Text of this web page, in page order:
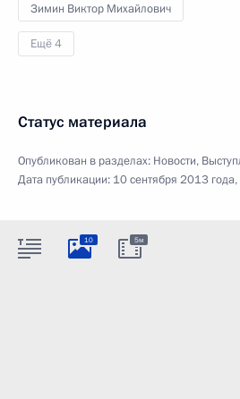
Зимин Виктор Михайлович
Ещё 4
Статус материала
Опубликован в разделах: Новости,
Дата публикации: 10 сентября 2013
10 5м